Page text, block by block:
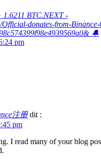
1.6211 BTC.NEXT -
donates-from-
🔔
pm
注册 dit :
pm
I read many of your blog